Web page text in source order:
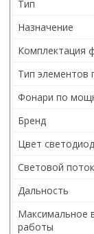
Тип
Назначение
Комплектация
Тип элементов
Фонари по
Бренд
Цвет
Световой
Дальность
Максимальное
работы